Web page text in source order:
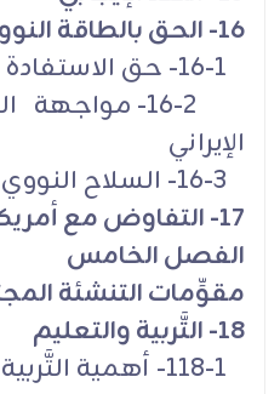
16- الحق بالطاقة النووية السلمية
16-2-
الإيراني
17- التفاوض مع أمريكا
الفصل الخامس
مقوِّمات التنشئة
18- التَّربية والتعليم